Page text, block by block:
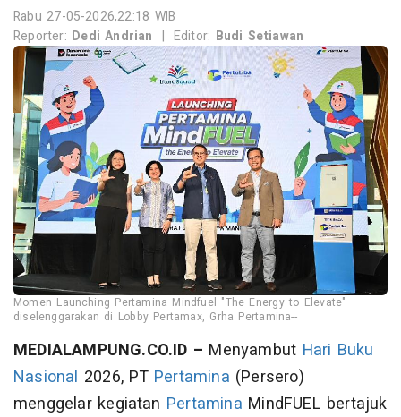
Rabu 27-05-2026,22:18 WIB
Reporter: Dedi Andrian | Editor: Budi Setiawan
Momen Launching Pertamina Mindfuel "The Energy to Elevate"
diselenggarakan di Lobby Pertamax, Grha Pertamina--
MEDIALAMPUNG.CO.ID – Menyambut Hari Buku
Nasional 2026, PT Pertamina (Persero)
menggelar kegiatan Pertamina MindFUEL bertajuk